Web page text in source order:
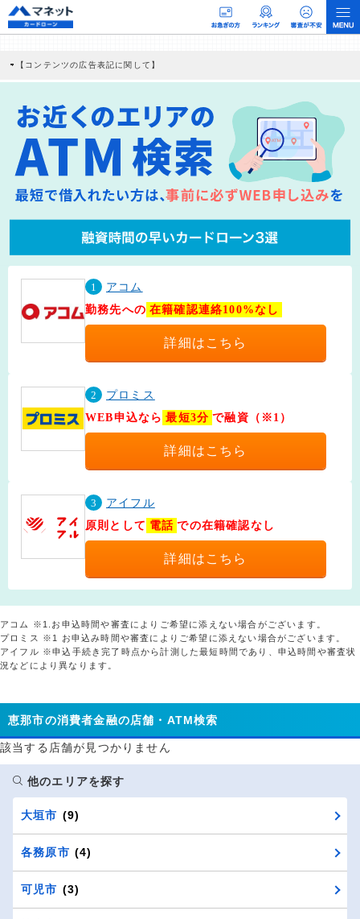
【コンテンツの広告表記に関して】
社に対して企業から紹介報酬が支払われるという収益モデルです。 ただし、特定の
商品を根拠なくPRするものではなく、当編集部の調査／ユーザーへの口コミ収集な
どに基づき、公平性を担保した情報提供を行っています。
>提携企業一覧
1
アコム
勤務先への 在籍確認連絡100%なし
詳細はこちら
2
プロミス
WEB申込なら 最短3分 で融資（※1）
詳細はこちら
3
アイフル
原則として 電話 での在籍確認なし
詳細はこちら
アコム ※1.お申込時間や審査によりご希望に添えない場合がございます。
プロミス ※1 お申込み時間や審査によりご希望に添えない場合がございます。
アイフル ※申込手続き完了時点から計測した最短時間であり、申込時間や審査状
況などにより異なります。
恵那市の消費者金融の店舗・ATM検索
該当する店舗が見つかりません
他のエリアを探す
大垣市 (9)
各務原市 (4)
可児市 (3)